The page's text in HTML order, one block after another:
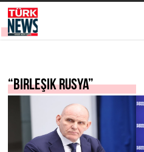
“Birleşik Rusya”